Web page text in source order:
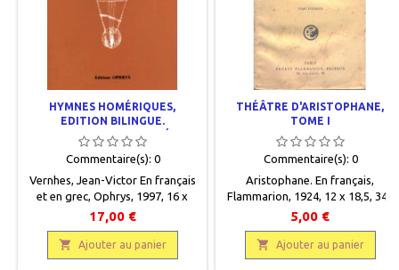
HYMNES HOMÉRIQUES,
EDITION BILINGUE.
TRADUCTION DE RENÉE
JACQUIN
Commentaire(s): 0
Vernhes, Jean-Victor En français
et en grec, Ophrys, 1997, 16 x
21,5, 164 pages, broché. Neuf.
9782708008663 Épuisé.
17,00 €
 Ajouter au panier
THÉÂTRE D'ARISTOPHANE,
TOME I
Commentaire(s): 0
Aristophane. En français,
Flammarion, 1924, 12 x 18,5, 342
pages, broché, occasion. Correct,
beaucoup d'annotations.
5,00 €
 Ajouter au panier